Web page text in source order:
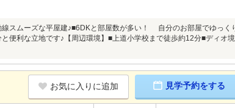
線スムーズな平屋建♪■6DKと部屋数が多い！ 自分のお部屋でゆっく
便利な立地です♪【周辺環境】■上道小学校まで徒歩約12分■ディオ
お気に入りに追加 見学予約をする